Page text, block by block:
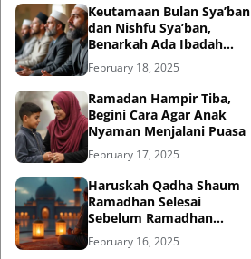
Keutamaan Bulan Sya’ban
dan Nishfu Sya’ban,
Benarkah Ada Ibadah
Khusus?
February 18, 2025
Ramadan Hampir Tiba,
Begini Cara Agar Anak
Nyaman Menjalani Puasa
February 17, 2025
Haruskah Qadha Shaum
Ramadhan Selesai
Sebelum Ramadhan
Berikutnya?
February 16, 2025